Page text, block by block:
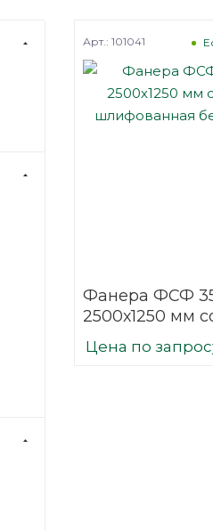
Фанера ФСФ
2500х1250 мм
шлифованная
березовая
Арт.: 101041
Цена по